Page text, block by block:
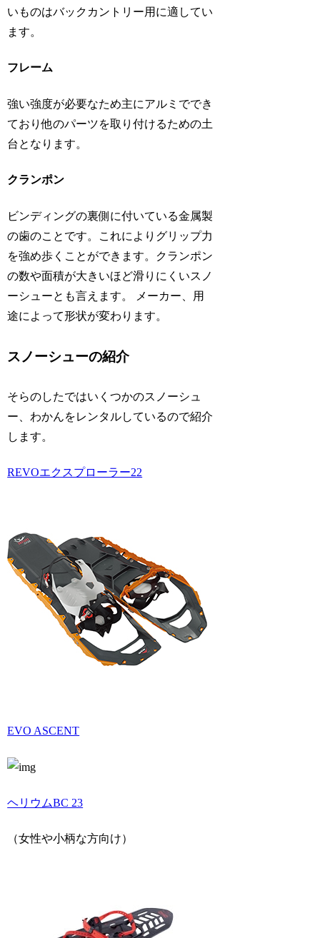
いものはバックカントリー用に適してい
ます。
フレーム
強い強度が必要なため主にアルミででき
ており他のパーツを取り付けるための土
台となります。
クランポン
ビンディングの裏側に付いている金属製
の歯のことです。これによりグリップ力
を強め歩くことができます。クランポン
の数や面積が大きいほど滑りにくいスノ
ーシューとも言えます。 メーカー、用
途によって形状が変わります。
スノーシューの紹介
そらのしたではいくつかのスノーシュ
ー、わかんをレンタルしているので紹介
します。
REVOエクスプローラー22
EVO ASCENT
ヘリウムBC 23
（女性や小柄な方向け）